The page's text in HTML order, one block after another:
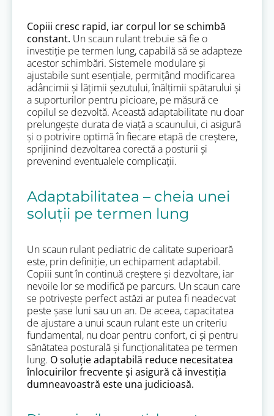
Copiii cresc rapid, iar corpul lor se schimbă
constant. Un scaun rulant trebuie să fie o
investiție pe termen lung, capabilă să se adapteze
acestor schimbări. Sistemele modulare și
ajustabile sunt esențiale, permițând modificarea
adâncimii și lățimii șezutului, înălțimii spătarului și
a suporturilor pentru picioare, pe măsură ce
copilul se dezvoltă. Această adaptabilitate nu doar
prelungește durata de viață a scaunului, ci asigură
și o potrivire optimă în fiecare etapă de creștere,
sprijinind dezvoltarea corectă a posturii și
prevenind eventualele complicații.
Adaptabilitatea – cheia unei
soluții pe termen lung
Un scaun rulant pediatric de calitate superioară
este, prin definiție, un echipament adaptabil.
Copiii sunt în continuă creștere și dezvoltare, iar
nevoile lor se modifică pe parcurs. Un scaun care
se potrivește perfect astăzi ar putea fi neadecvat
peste șase luni sau un an. De aceea, capacitatea
de ajustare a unui scaun rulant este un criteriu
fundamental, nu doar pentru confort, ci și pentru
sănătatea posturală și funcționalitatea pe termen
lung. O soluție adaptabilă reduce necesitatea
înlocuirilor frecvente și asigură că investiția
dumneavoastră este una judicioasă.